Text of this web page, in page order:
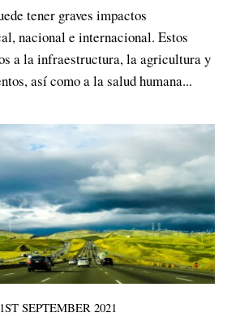
tener graves impactos
nacional e internacional. Estos
a la infraestructura, la agricultura y
así como a la salud humana...
1ST SEPTEMBER 2021